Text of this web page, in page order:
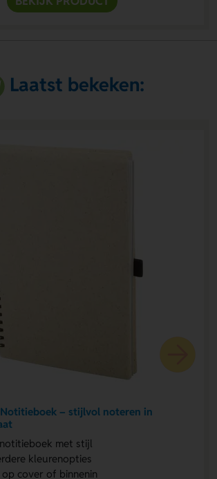
Laatst bekeken:
– stijlvol noteren in
met stijl
kleurenopties
cover of binnenin